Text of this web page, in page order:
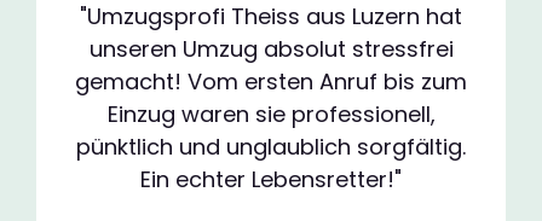
"Umzugsprofi Theiss aus Luzern hat
unseren Umzug absolut stressfrei
gemacht! Vom ersten Anruf bis zum
Einzug waren sie professionell,
pünktlich und unglaublich sorgfältig.
Ein echter Lebensretter!"